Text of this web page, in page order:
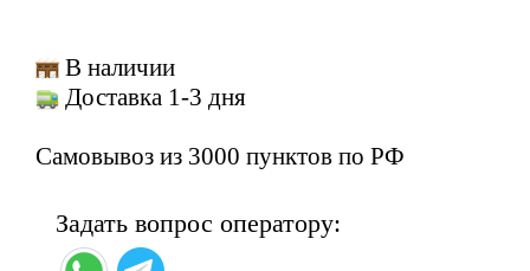
В наличии
Доставка 1-3 дня
Самовывоз из 3000 пунктов по РФ
Задать вопрос оператору: